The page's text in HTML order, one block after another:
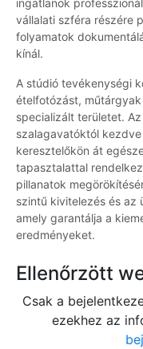
ingatlanok
vállalati szféra részére
folyamatok
kínál.
A stúdió tevékenységi
ételfotózást,
specializált területet.
szalagavatóktól
keresztelőkön át
tapasztalattal
pillanatok
szintű kivitelezés és az
amely garantálja a
eredményeket.
Ellenőrzött
Csak a
ezekhez az